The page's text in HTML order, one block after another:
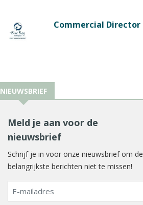
Commercial Director
NIEUWSBRIEF
Meld je aan voor de
nieuwsbrief
Schrijf je in voor onze nieuwsbrief om de
belangrijkste berichten niet te missen!
E-
mailadres